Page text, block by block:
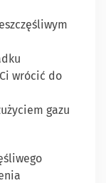
wrócić do
gazu